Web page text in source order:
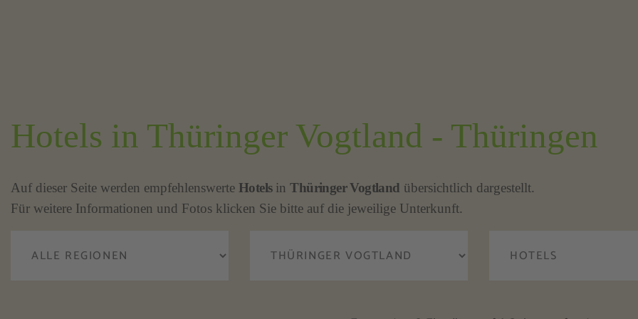
Hotels in Thüringer Vogtland - Thüringen
Auf dieser Seite werden empfehlenswerte HotelsinThüringer Vogtland übersichtlich dargestellt.
Für weitere Informationen und Fotos klicken Sie bitte auf die jeweilige Unterkunft.